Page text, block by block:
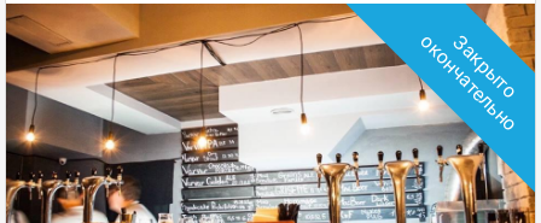
З
а
к
р
ы
т
о
о
к
о
н
ч
а
т
е
л
ь
н
о